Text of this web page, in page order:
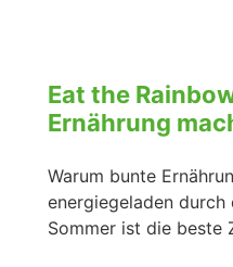
Eat the
Ernährung
Warum bunte
energiegeladen
Sommer ist die beste